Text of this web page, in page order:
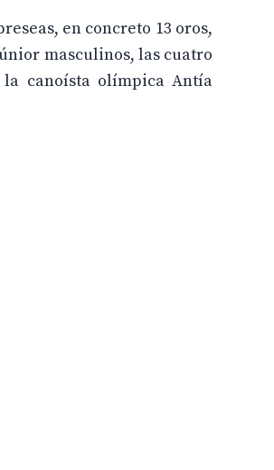
en concreto 13 oros,
masculinos, las cuatro
la canoísta olímpica Antía